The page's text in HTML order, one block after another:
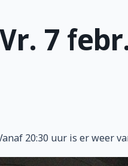
Vr. 7
20:30 uur is er weer